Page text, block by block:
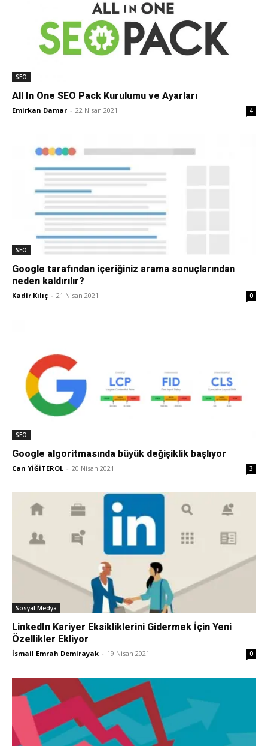
SEO
All In One SEO Pack Kurulumu ve Ayarları
Emirkan Damar - 22 Nisan 2021 4
SEO
Google tarafından içeriğiniz arama sonuçlarından
neden kaldırılır?
Kadir Kılıç - 21 Nisan 2021 0
SEO
Google algoritmasında büyük değişiklik başlıyor
Can YİĞİTEROL - 20 Nisan 2021 3
Sosyal Medya
LinkedIn Kariyer Eksikliklerini Gidermek İçin Yeni
Özellikler Ekliyor
İsmail Emrah Demirayak - 19 Nisan 2021 0